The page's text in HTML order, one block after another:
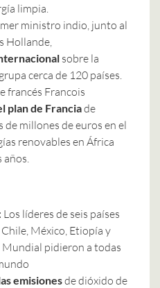
limpia.
ministro indio, junto al
Hollande,
sobre la
cerca de 120 países.
francés Francois
plan de Franciade
millones de euros en el
renovables en África
Los líderes de seis países
México, Etiopía y
Mundial pidieron a todas
emisionesde dióxido de